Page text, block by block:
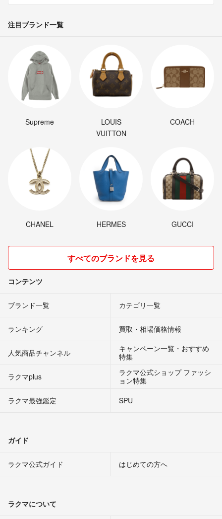
注目ブランド一覧
Supreme
LOUIS
VUITTON
COACH
CHANEL HERMES GUCCI
すべてのブランドを見る
コンテンツ
ブランド一覧 カテゴリ一覧
ランキング 買取・相場価格情報
人気商品チャンネル
キャンペーン一覧・おすすめ
特集
ラクマplus
ラクマ公式ショップ ファッシ
ョン特集
ラクマ最強鑑定
SPU
ガイド
ラクマ公式ガイド はじめての方へ
ラクマについて